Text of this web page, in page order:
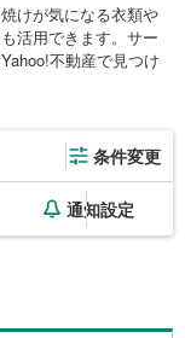
けが気になる衣類や
活用できます。サー
不動産で見つけ
条件変更
通知設定